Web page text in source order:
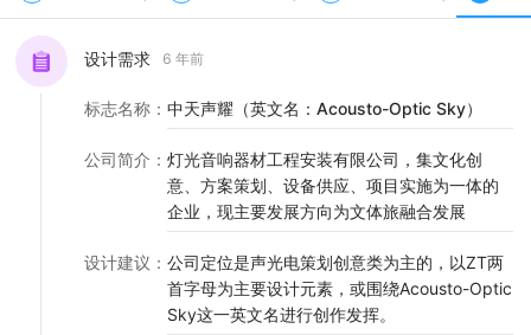
设计需求 6 年前
标志名称 ： 中天声耀（英文名：Acousto-Optic Sky）
公司简介 ： 灯光音响器材工程安装有限公司，集文化创
意、方案策划、设备供应、项目实施为一体的
企业，现主要发展方向为文体旅融合发展
设计建议 ： 公司定位是声光电策划创意类为主的，以ZT两
首字母为主要设计元素，或围绕Acousto-Optic
Sky这一英文名进行创作发挥。